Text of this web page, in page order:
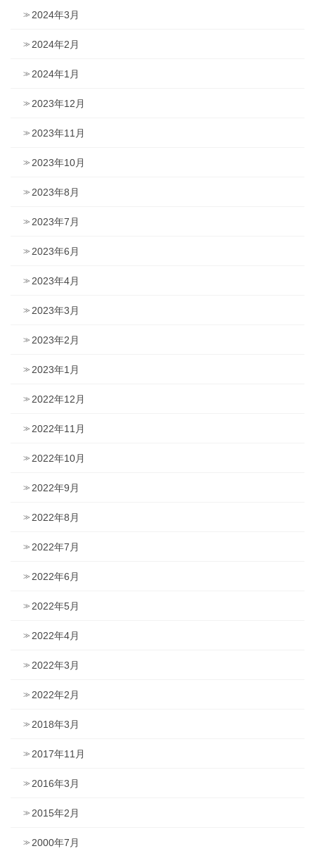
2024年3月
2024年2月
2024年1月
2023年12月
2023年11月
2023年10月
2023年8月
2023年7月
2023年6月
2023年4月
2023年3月
2023年2月
2023年1月
2022年12月
2022年11月
2022年10月
2022年9月
2022年8月
2022年7月
2022年6月
2022年5月
2022年4月
2022年3月
2022年2月
2018年3月
2017年11月
2016年3月
2015年2月
2000年7月